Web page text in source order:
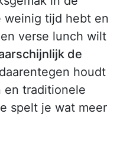
weinig tijd hebt en
verse lunch wilt
de
houdt
en traditionele
spelt je wat meer